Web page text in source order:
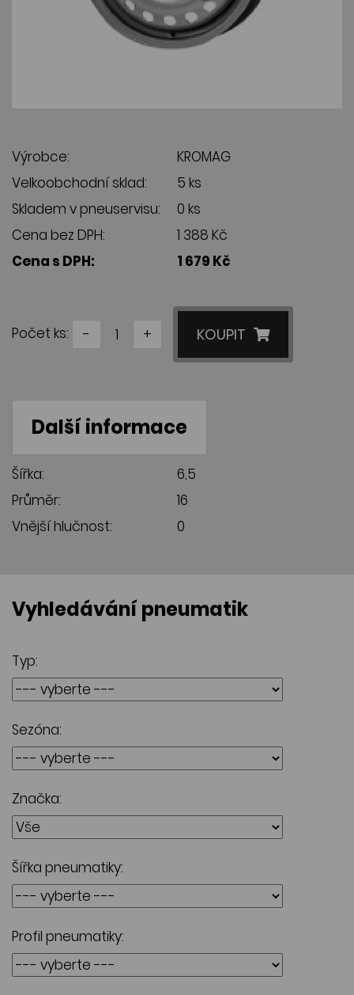
Výrobce:
KROMAG
Velkoobchodní sklad:
5 ks
Skladem v pneuservisu:
0 ks
Cena bez DPH:
1 388 Kč
Cena s DPH:
1 679 Kč
Počet ks: - + KOUPIT
Další informace
Šířka:
6,5
Průměr:
16
Vnější hlučnost:
0
Vyhledávání pneumatik
Typ:
Sezóna:
Značka:
Šířka pneumatiky:
Profil pneumatiky: